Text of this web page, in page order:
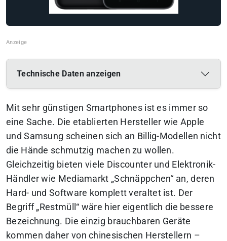
Technische Daten anzeigen
Mit sehr günstigen Smartphones ist es immer so
eine Sache. Die etablierten Hersteller wie Apple
und Samsung scheinen sich an Billig-Modellen nicht
die Hände schmutzig machen zu wollen.
Gleichzeitig bieten viele Discounter und Elektronik-
Händler wie Mediamarkt „Schnäppchen“ an, deren
Hard- und Software komplett veraltet ist. Der
Begriff „Restmüll“ wäre hier eigentlich die bessere
Bezeichnung. Die einzig brauchbaren Geräte
kommen daher von chinesischen Herstellern –